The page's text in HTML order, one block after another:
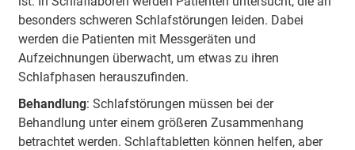
besonders schweren Schlafstörungen leiden. Dabei
werden die Patienten mit Messgeräten und
Aufzeichnungen überwacht, um etwas zu ihren
Schlafphasen herauszufinden.
Behandlung: Schlafstörungen müssen bei der
Behandlung unter einem größeren Zusammenhang
betrachtet werden. Schlaftabletten können helfen, aber